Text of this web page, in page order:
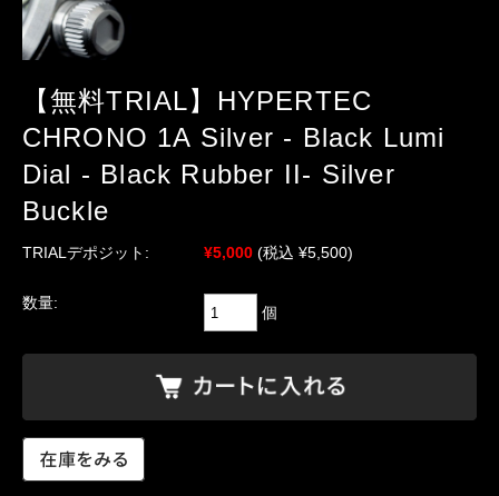
【無料TRIAL】HYPERTEC
CHRONO 1A Silver - Black Lumi
Dial - Black Rubber II- Silver
Buckle
TRIALデポジット: ¥5,000 (税込 ¥5,500)
数量:
個